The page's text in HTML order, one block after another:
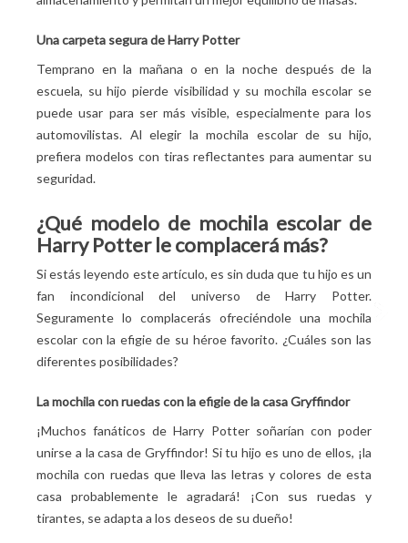
Una carpeta segura de Harry Potter
Temprano en la mañana o en la noche después de la
escuela, su hijo pierde visibilidad y su mochila escolar se
puede usar para ser más visible, especialmente para los
automovilistas. Al elegir la mochila escolar de su hijo,
prefiera modelos con tiras reflectantes para aumentar su
seguridad.
¿Qué modelo de mochila escolar de
Harry Potter le complacerá más?
Si estás leyendo este artículo, es sin duda que tu hijo es un
fan incondicional del universo de Harry Potter.
Seguramente lo complacerás ofreciéndole una mochila
escolar con la efigie de su héroe favorito. ¿Cuáles son las
diferentes posibilidades?
La mochila con ruedas con la efigie de la casa Gryffindor
¡Muchos fanáticos de Harry Potter soñarían con poder
unirse a la casa de Gryffindor! Si tu hijo es uno de ellos, ¡la
mochila con ruedas que lleva las letras y colores de esta
casa probablemente le agradará! ¡Con sus ruedas y
tirantes, se adapta a los deseos de su dueño!